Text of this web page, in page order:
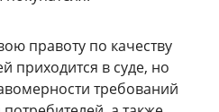
правоту по качеству
приходится в суде, но
требований